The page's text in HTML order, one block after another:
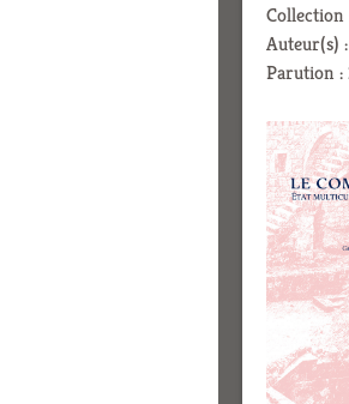
Collection
Auteur(s)
Parution :